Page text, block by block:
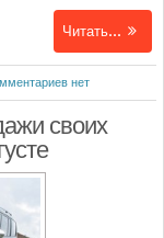
Читать...
нет
своих